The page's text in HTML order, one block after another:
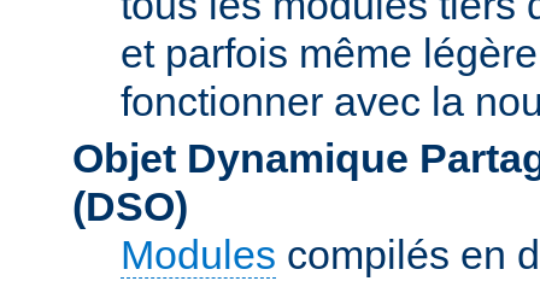
et parfois même
fonctionner avec la
Objet Dynamique
(DSO)
Modules compilés en